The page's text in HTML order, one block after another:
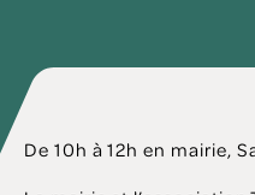
De 10h à 12h en mairie,